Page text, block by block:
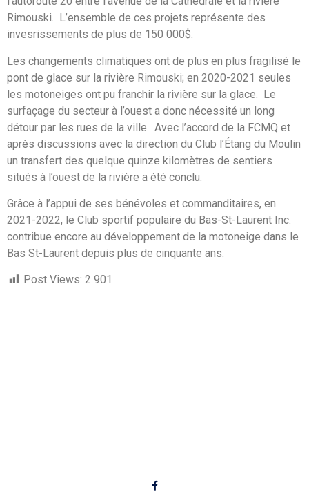
Rimouski. L’ensemble de ces projets représente des
invesrissements de plus de 150 000$.
Les changements climatiques ont de plus en plus fragilisé le
pont de glace sur la rivière Rimouski; en 2020-2021 seules
les motoneiges ont pu franchir la rivière sur la glace. Le
surfaçage du secteur à l’ouest a donc nécessité un long
détour par les rues de la ville. Avec l’accord de la FCMQ et
après discussions avec la direction du Club l’Étang du Moulin
un transfert des quelque quinze kilomètres de sentiers
situés à l’ouest de la rivière a été conclu.
Grâce à l’appui de ses bénévoles et commanditaires, en
2021-2022, le Club sportif populaire du Bas-St-Laurent Inc.
contribue encore au développement de la motoneige dans le
Bas St-Laurent depuis plus de cinquante ans.
Post Views: 2 901